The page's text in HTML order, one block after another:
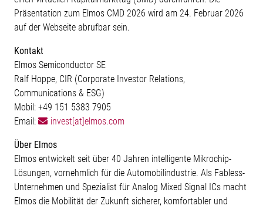
Präsentation zum Elmos CMD 2026 wird am 24. Februar 2026
auf der Webseite abrufbar sein.
Kontakt
Elmos Semiconductor SE
Ralf Hoppe, CIR (Corporate Investor Relations,
Communications & ESG)
Mobil: +49 151 5383 7905
Email:
invest[at]elmos.com
Über Elmos
Elmos entwickelt seit über 40 Jahren intelligente Mikrochip-
Lösungen, vornehmlich für die Automobilindustrie. Als Fabless-
Unternehmen und Spezialist für Analog Mixed Signal ICs macht
Elmos die Mobilität der Zukunft sicherer, komfortabler und